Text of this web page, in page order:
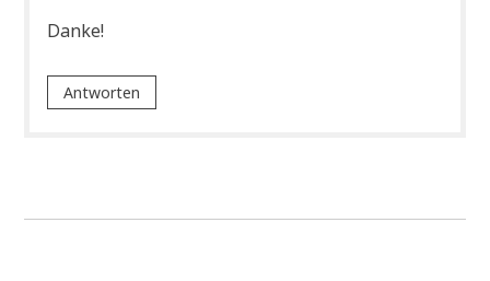
Danke!
Antworten